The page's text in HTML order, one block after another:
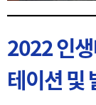
2022 인
테이션 및